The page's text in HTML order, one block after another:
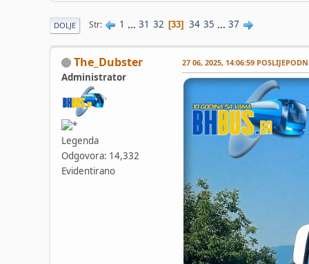
DOLJE Str 1 ... 31 32 33 34 35 ... 37
The_Dubster
Administrator
Legenda
Odgovora: 14,332
Evidentirano
27 06, 2025, 14:06:59